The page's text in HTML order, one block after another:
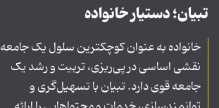
تبیان؛ دستیار خانواده
خانواده به عنوان کوچکترین سلول یک جامعه
نقشی اساسی در پی‌ریزی، تربیت و رشد یک
جامعه قوی دارد. تبیان با تسهیل‌گری و